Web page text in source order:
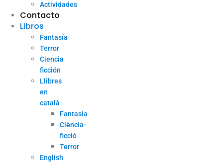
Actividades
Contacto
Libros
Fantasía
Terror
Ciencia
ficción
Llibres
en
català
Fantasia
Ciència-
ficció
Terror
English